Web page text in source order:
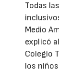
Todas
Medio
explicó
Colegio
los